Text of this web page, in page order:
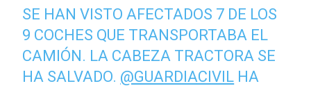
SE HAN VISTO AFECTADOS 7 DE LOS
9 COCHES QUE TRANSPORTABA EL
CAMIÓN. LA CABEZA TRACTORA SE
HA SALVADO. @GUARDIACIVIL HA